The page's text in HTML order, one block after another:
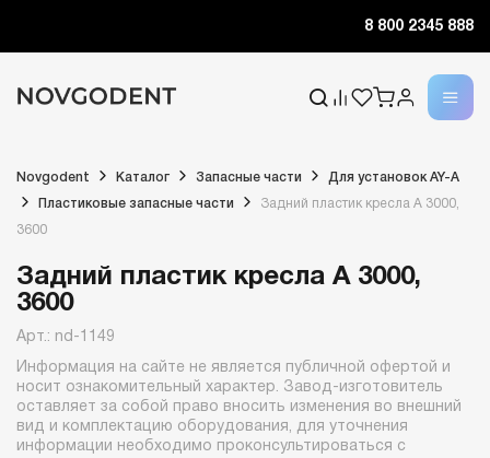
8 800 2345 888
Novgodent Каталог Запасные части Для установок AY-A
Пластиковые запасные части Задний пластик кресла А 3000,
3600
Задний пластик кресла А 3000,
3600
Арт.: nd-1149
Информация на сайте не является публичной офертой и
носит ознакомительный характер. Завод-изготовитель
оставляет за собой право вносить изменения во внешний
вид и комплектацию оборудования, для уточнения
информации необходимо проконсультироваться с